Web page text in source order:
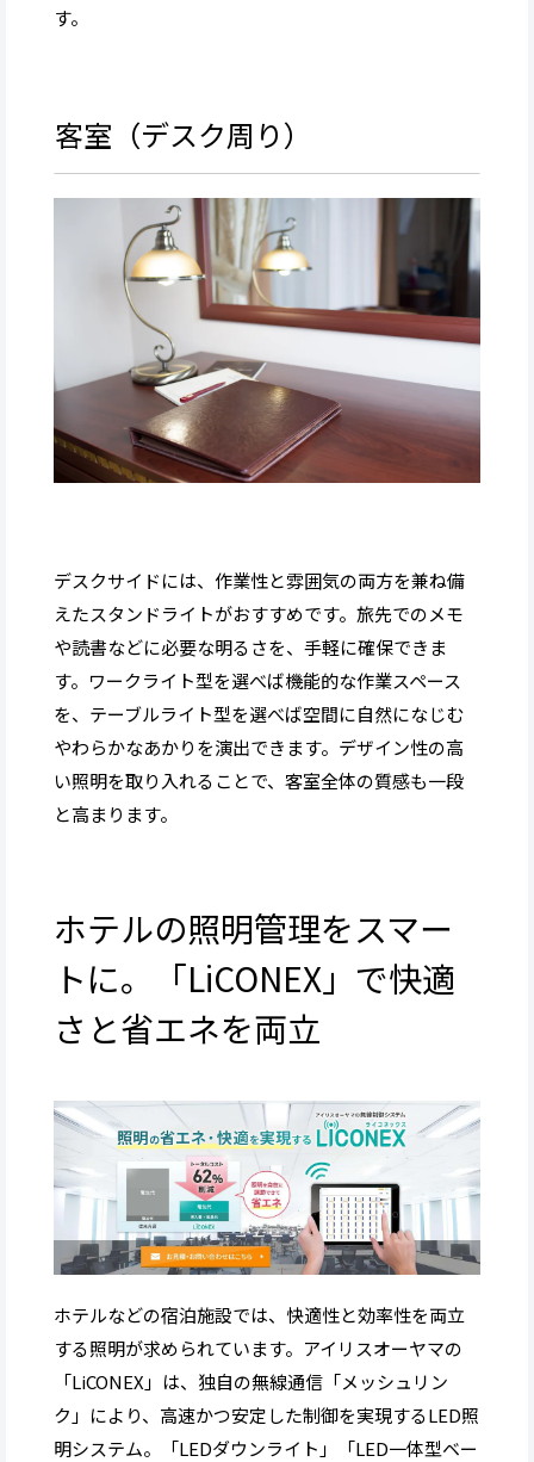
す。
客室（デスク周り）
デスクサイドには、作業性と雰囲気の両方を兼ね備
えたスタンドライトがおすすめです。旅先でのメモ
や読書などに必要な明るさを、手軽に確保できま
す。ワークライト型を選べば機能的な作業スペース
を、テーブルライト型を選べば空間に自然になじむ
やわらかなあかりを演出できます。デザイン性の高
い照明を取り入れることで、客室全体の質感も一段
と高まります。
ホテルの照明管理をスマー
トに。「LiCONEX」で快適
さと省エネを両立
ホテルなどの宿泊施設では、快適性と効率性を両立
する照明が求められています。アイリスオーヤマの
「LiCONEX」は、独自の無線通信「メッシュリン
ク」により、高速かつ安定した制御を実現するLED照
明システム。「LEDダウンライト」「LED一体型ベー